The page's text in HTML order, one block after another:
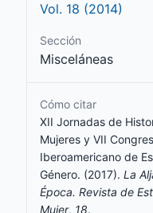
Vol. 18 (2014)
Sección
Misceláneas
Cómo citar
XII Jornadas de
Mujeres y VII
Iberoamericano de
Género. (2017). La
Época. Revista de
Mujer, 18.